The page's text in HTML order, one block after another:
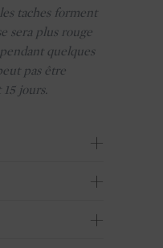
taches forment
sera plus rouge
quelques
pas être
jours.